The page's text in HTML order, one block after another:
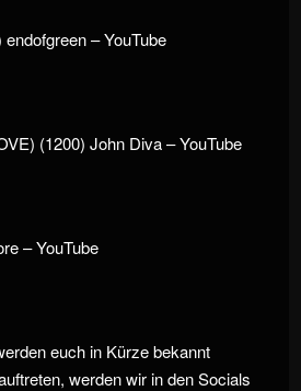
– YouTube
(1200) John Diva – YouTube
– YouTube
euch in Kürze bekannt
werden wir in den Socials